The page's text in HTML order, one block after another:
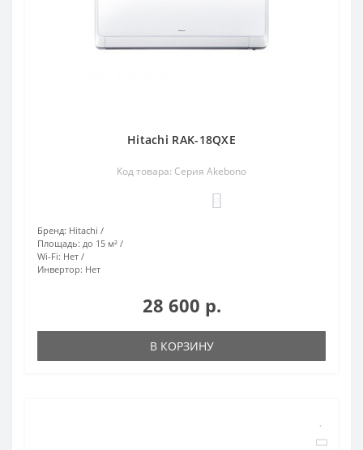
Hitachi RAK-18QXE
Код товара: Серия Akebono
Бренд: Hitachi
Площадь: до 15 м²
Wi-Fi: Нет
Инвертор: Нет
28 600 р.
В КОРЗИНУ